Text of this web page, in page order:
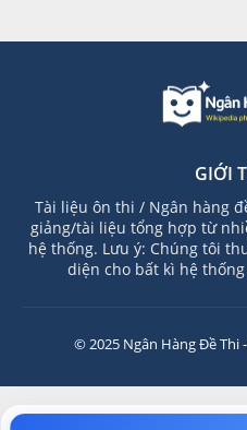
GIỚI
Tài liệu ôn thi / Ngân hàng
giảng/tài liệu tổng hợp từ
hệ thống. Lưu ý: Chúng tôi
diện cho bất kì hệ
© 2025 Ngân Hàng Đề